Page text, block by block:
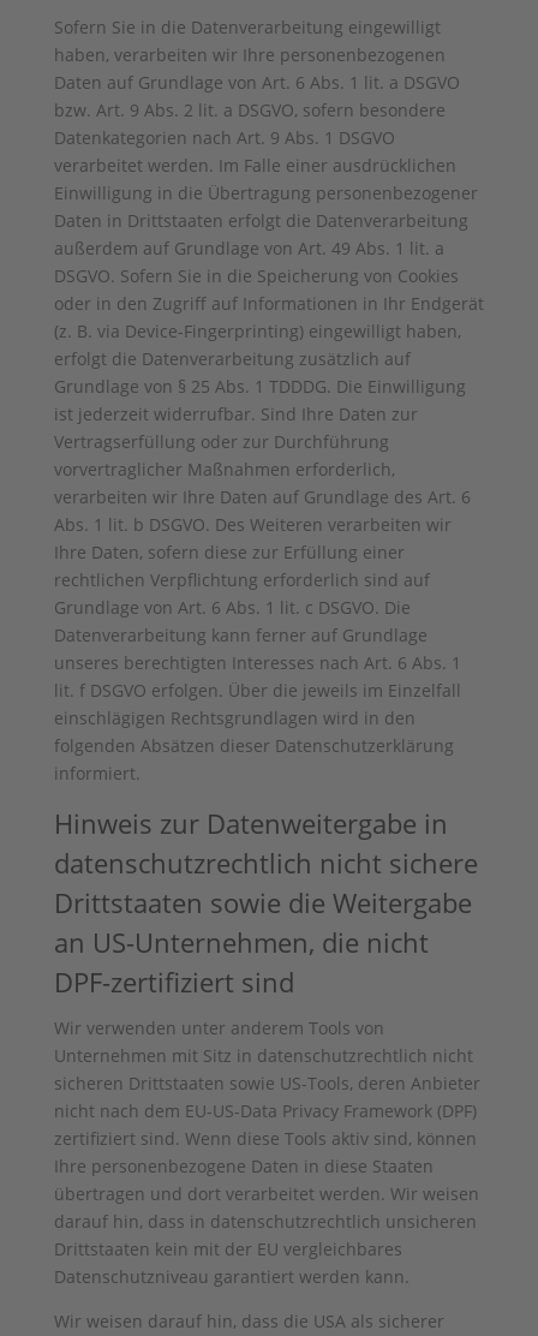
Sofern Sie in die Datenverarbeitung eingewilligt
haben, verarbeiten wir Ihre personenbezogenen
Daten auf Grundlage von Art. 6 Abs. 1 lit. a DSGVO
bzw. Art. 9 Abs. 2 lit. a DSGVO, sofern besondere
Datenkategorien nach Art. 9 Abs. 1 DSGVO
verarbeitet werden. Im Falle einer ausdrücklichen
Einwilligung in die Übertragung personenbezogener
Daten in Drittstaaten erfolgt die Datenverarbeitung
außerdem auf Grundlage von Art. 49 Abs. 1 lit. a
DSGVO. Sofern Sie in die Speicherung von Cookies
oder in den Zugriff auf Informationen in Ihr Endgerät
(z. B. via Device-Fingerprinting) eingewilligt haben,
erfolgt die Datenverarbeitung zusätzlich auf
Grundlage von § 25 Abs. 1 TDDDG. Die Einwilligung
ist jederzeit widerrufbar. Sind Ihre Daten zur
Vertragserfüllung oder zur Durchführung
vorvertraglicher Maßnahmen erforderlich,
verarbeiten wir Ihre Daten auf Grundlage des Art. 6
Abs. 1 lit. b DSGVO. Des Weiteren verarbeiten wir
Ihre Daten, sofern diese zur Erfüllung einer
rechtlichen Verpflichtung erforderlich sind auf
Grundlage von Art. 6 Abs. 1 lit. c DSGVO. Die
Datenverarbeitung kann ferner auf Grundlage
unseres berechtigten Interesses nach Art. 6 Abs. 1
lit. f DSGVO erfolgen. Über die jeweils im Einzelfall
einschlägigen Rechtsgrundlagen wird in den
folgenden Absätzen dieser Datenschutzerklärung
informiert.
Hinweis zur Datenweitergabe in
datenschutzrechtlich nicht sichere
Drittstaaten sowie die Weitergabe
an US-Unternehmen, die nicht
DPF-zertifiziert sind
Wir verwenden unter anderem Tools von
Unternehmen mit Sitz in datenschutzrechtlich nicht
sicheren Drittstaaten sowie US-Tools, deren Anbieter
nicht nach dem EU-US-Data Privacy Framework (DPF)
zertifiziert sind. Wenn diese Tools aktiv sind, können
Ihre personenbezogene Daten in diese Staaten
übertragen und dort verarbeitet werden. Wir weisen
darauf hin, dass in datenschutzrechtlich unsicheren
Drittstaaten kein mit der EU vergleichbares
Datenschutzniveau garantiert werden kann.
Wir weisen darauf hin, dass die USA als sicherer